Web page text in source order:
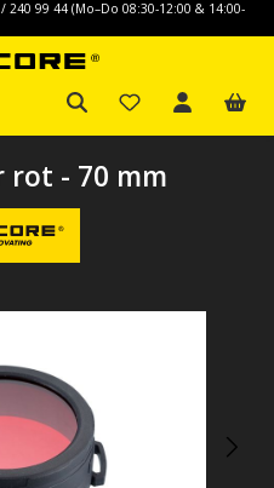
99 44 (Mo–Do 08:30-12:00 & 14:00-
- 70 mm